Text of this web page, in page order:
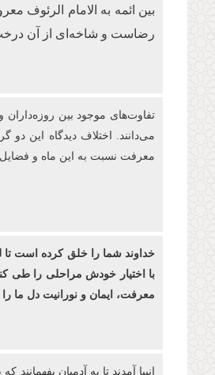
بین ائمه به الامام الرئوف
رضاست و شاخه‌ای از آن
تفاوت‌های موجود بین
می‌دانند. اختلاف دیدگاه این
معرفت نسبت به این ماه و
خداوند شما را خلق کرده ‌است تا
با اختیار خودش مراحلی را طی
معرفت، ایمان و نورانیت دل